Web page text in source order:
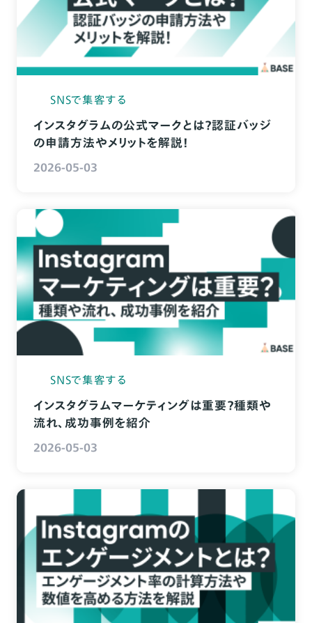
SNSで集客する
インスタグラムの公式マークとは？認証バッジ
の申請方法やメリットを解説！
2026-05-03
SNSで集客する
インスタグラムマーケティングは重要？種類や
流れ、成功事例を紹介
2026-05-03